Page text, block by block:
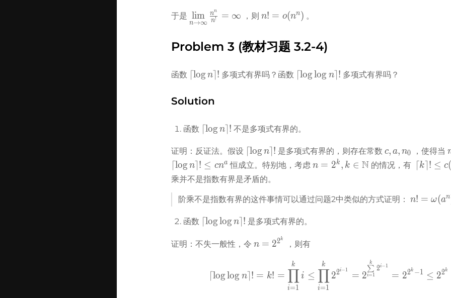
于是 \lim\limits_{n \to
\infty}\frac{n^n}
{n^!} = \infty
n→∞
lim n!
nn = ∞ ，则 n! =
n! = o(nn ) 。
Problem 3 (教材习题 3.2-4)
函数 \lceil\log
⌈log n⌉! 多项式有界吗？函数 \lceil\log\log
⌈log log n⌉! 多项式有界吗？
Solution
函数 \lceil\log
⌈log n⌉! 不是多项式有界的。
证明：反证法。假设 \lceil\log
n\rceil!
⌈log n⌉! 是多项式有界的，则存在常数 c,
a,
c, a, n0 ，使得当
⌈log n⌉! ≤ cna 恒成立。特别地，考虑 n = 2^k,
n = 2k , k ∈ N 的情况，有 \lceil
⌈k⌉! ≤ c(
乘并不是指数有界是矛盾的。
阶乘不是指数有界的这件事情可以通过问题2中类似的方式证明： n! =
n! = ω(an
函数 \lceil\log\log
⌈loglog n⌉! 是多项式有界的。
证明：不失一般性，令 n =
n = 22k
，则有
\lceil\log\log n\rceil! =
⌈loglog n⌉! = k! =
i=1
∏
k
i ≤
i=1
∏
k
22i−1 = 2i=1
∑
k
2i−1
= 22k −1 ≤ 22k